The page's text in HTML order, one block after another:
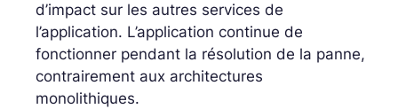
d’impact sur les autres services de
l’application. L’application continue de
fonctionner pendant la résolution de la panne,
contrairement aux architectures
monolithiques.